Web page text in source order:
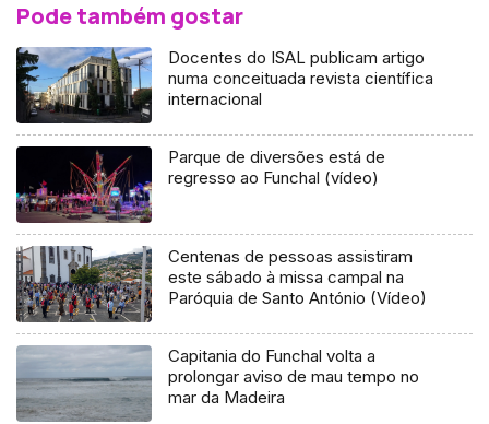
Pode também gostar
Docentes do ISAL publicam artigo
numa conceituada revista científica
internacional
Parque de diversões está de
regresso ao Funchal (vídeo)
Centenas de pessoas assistiram
este sábado à missa campal na
Paróquia de Santo António (Vídeo)
Capitania do Funchal volta a
prolongar aviso de mau tempo no
mar da Madeira